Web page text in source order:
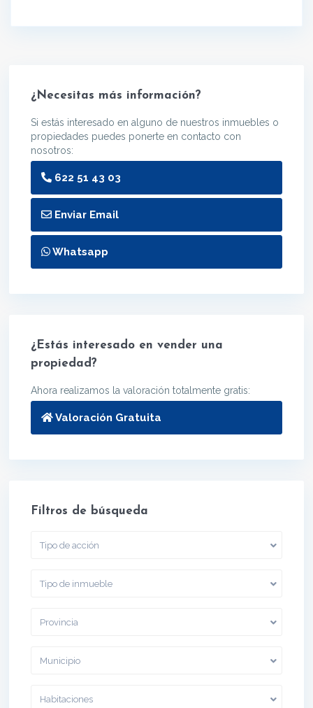
¿Necesitas más información?
Si estás interesado en alguno de nuestros inmuebles o
propiedades puedes ponerte en contacto con
nosotros:
622 51 43 03
Enviar Email
Whatsapp
¿Estás interesado en vender una
propiedad?
Ahora realizamos la valoración totalmente gratis:
Valoración Gratuita
Filtros de búsqueda
Tipo de acción
Tipo de inmueble
Provincia
Municipio
Habitaciones